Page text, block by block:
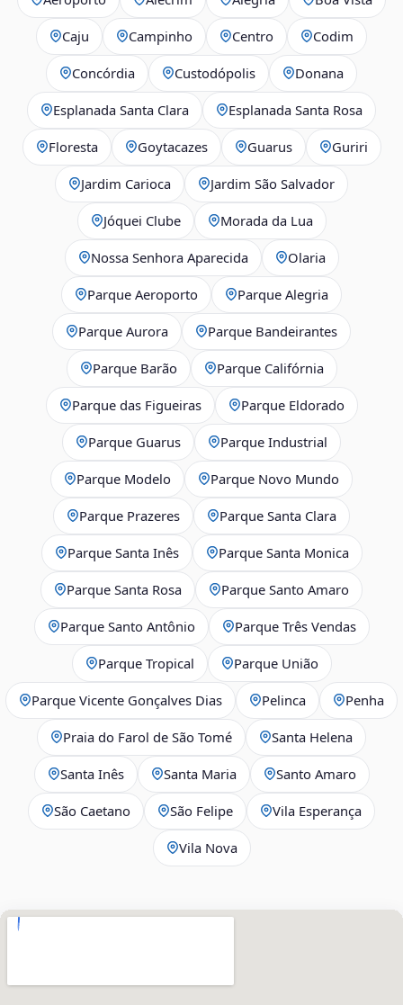
Caju Campinho Centro Codim
Concórdia Custodópolis Donana
Esplanada Santa Clara Esplanada Santa Rosa
Floresta Goytacazes Guarus Guriri
Jardim Carioca Jardim São Salvador
Jóquei Clube Morada da Lua
Nossa Senhora Aparecida Olaria
Parque Aeroporto Parque Alegria
Parque Aurora Parque Bandeirantes
Parque Barão Parque Califórnia
Parque das Figueiras Parque Eldorado
Parque Guarus Parque Industrial
Parque Modelo Parque Novo Mundo
Parque Prazeres Parque Santa Clara
Parque Santa Inês Parque Santa Monica
Parque Santa Rosa Parque Santo Amaro
Parque Santo Antônio Parque Três Vendas
Parque Tropical Parque União
Parque Vicente Gonçalves Dias Pelinca Penha
Praia do Farol de São Tomé Santa Helena
Santa Inês Santa Maria Santo Amaro
São Caetano São Felipe Vila Esperança
Vila Nova